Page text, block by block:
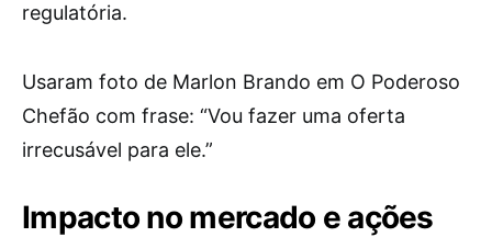
regulatória.
Usaram foto de Marlon Brando em O Poderoso
Chefão com frase: “Vou fazer uma oferta
irrecusável para ele.”
Impacto no mercado e ações